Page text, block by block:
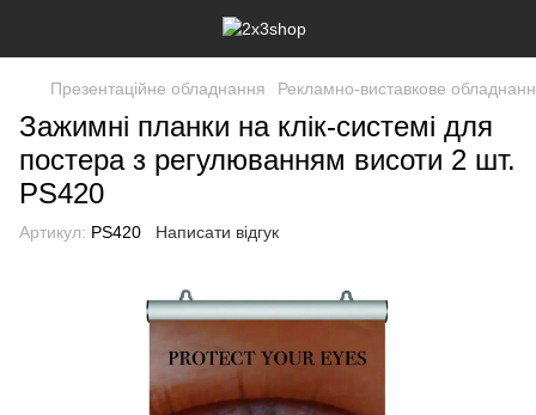
Презентаційне обладнання Рекламно-виставкове
Зажимні планки на клік-системі для
постера з регулюванням висоти 2 шт.
PS420
Артикул: PS420 Написати відгук